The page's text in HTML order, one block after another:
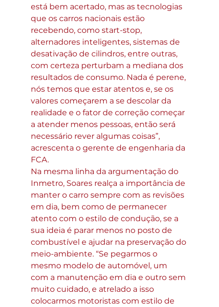
está bem acertado, mas as tecnologias
que os carros nacionais estão
recebendo, como start-stop,
alternadores inteligentes, sistemas de
desativação de cilindros, entre outras,
com certeza perturbam a mediana dos
resultados de consumo. Nada é perene,
nós temos que estar atentos e, se os
valores começarem a se descolar da
realidade e o fator de correção começar
a atender menos pessoas, então será
necessário rever algumas coisas”,
acrescenta o gerente de engenharia da
FCA.
Na mesma linha da argumentação do
Inmetro, Soares realça a importância de
manter o carro sempre com as revisões
em dia, bem como de permanecer
atento com o estilo de condução, se a
sua ideia é parar menos no posto de
combustível e ajudar na preservação do
meio-ambiente. “Se pegarmos o
mesmo modelo de automóvel, um
com a manutenção em dia e outro sem
muito cuidado, e atrelado a isso
colocarmos motoristas com estilo de